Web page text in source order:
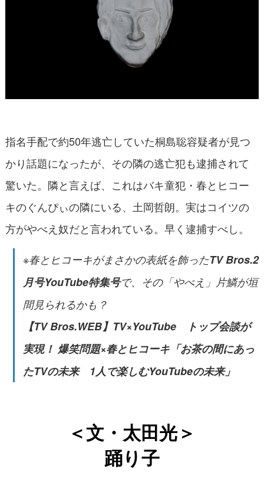
指名手配で約50年逃亡していた桐島聡容疑者が見つ
かり話題になったが、その隣の逃亡犯も逮捕されて
驚いた。隣と言えば、これはバキ童犯・春とヒコー
キのぐんぴぃの隣にいる、土岡哲朗。実はコイツの
方がやべえ奴だと言われている。早く逮捕すべし。
※春とヒコーキがまさかの表紙を飾ったTV Bros.2
月号YouTube特集号で、その「やべえ」片鱗が垣
間見られるかも？
【TV Bros.WEB】TV×YouTube トップ会談が
実現！ 爆笑問題×春とヒコーキ「お茶の間にあっ
たTVの未来 1人で楽しむYouTubeの未来」
＜文・太田光＞
踊り子